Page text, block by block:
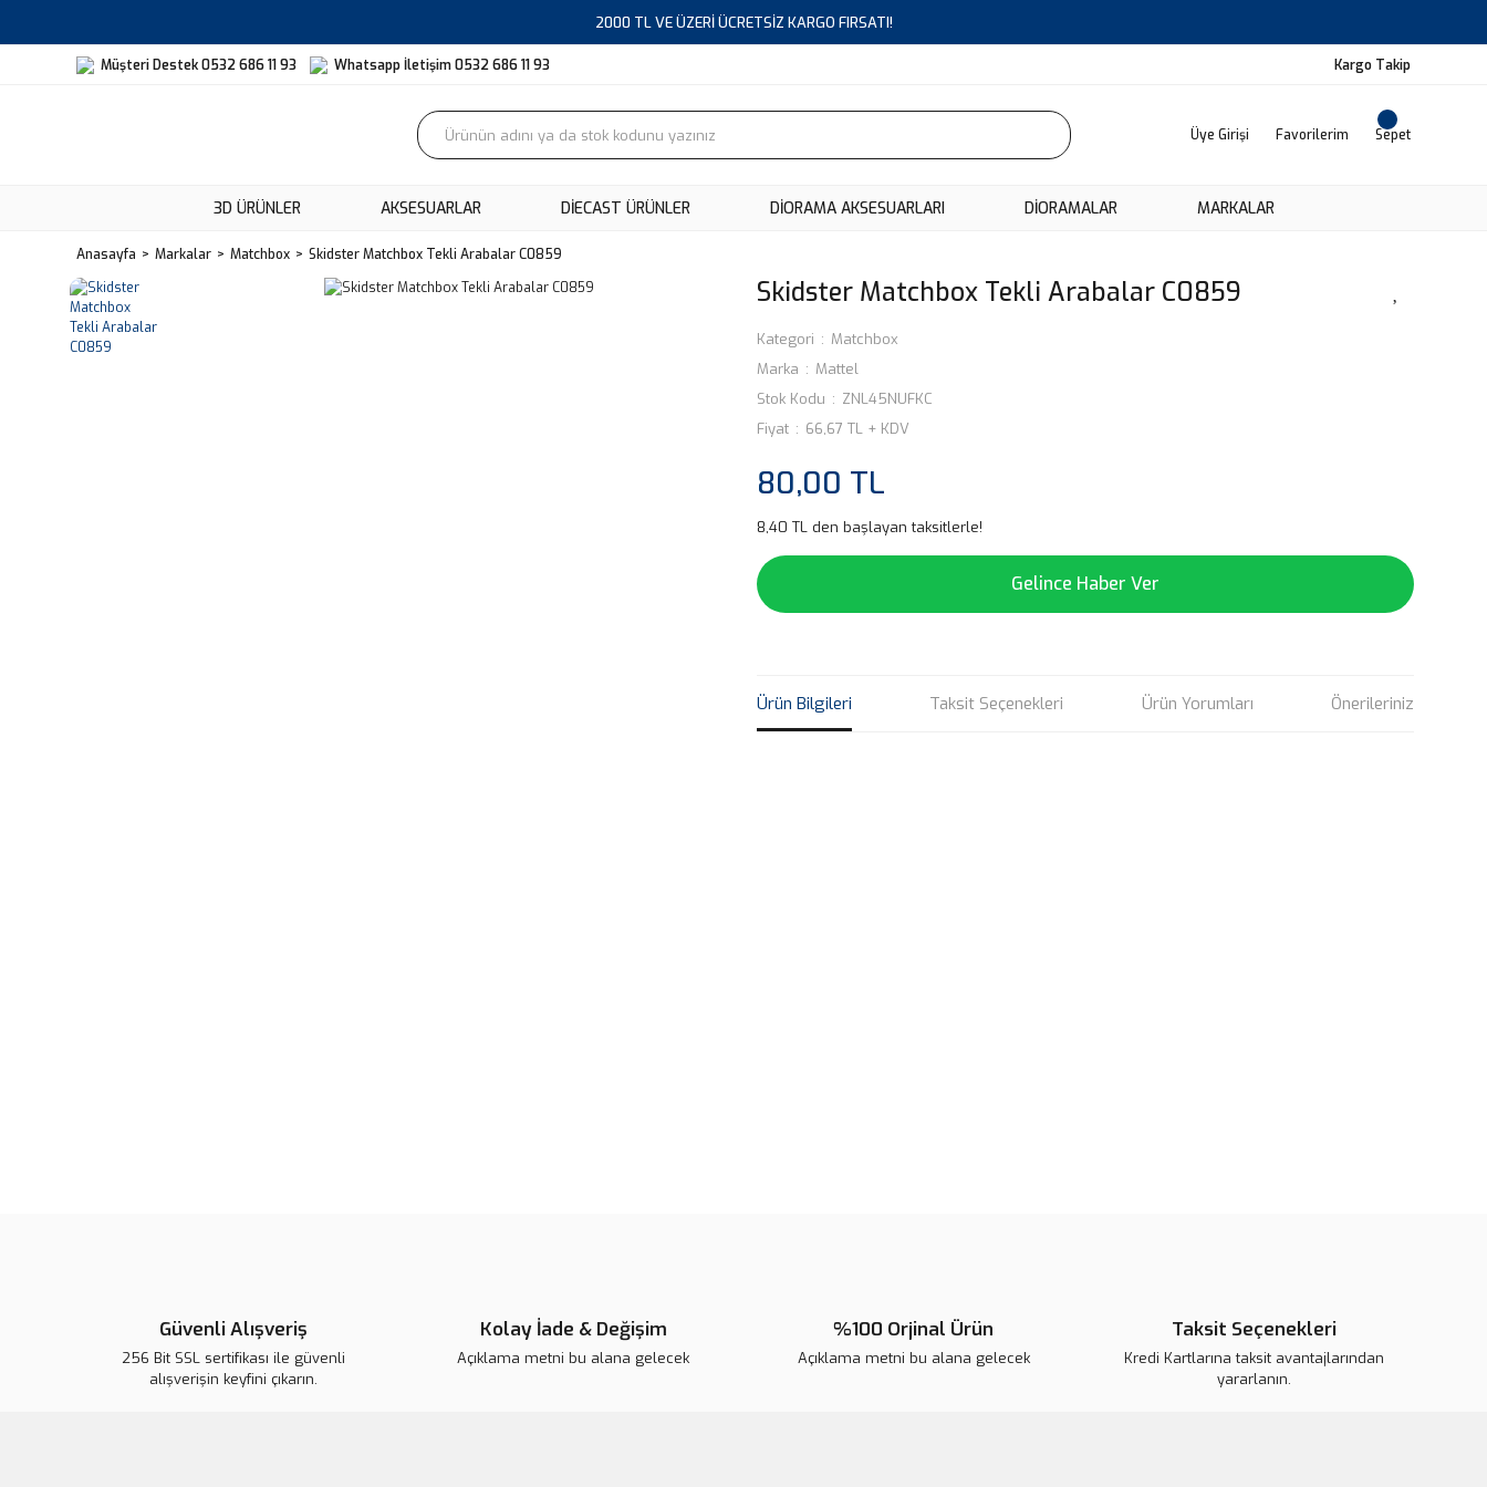
2000 TL VE ÜZERİ ÜCRETSİZ KARGO FIRSATI!
Müşteri Destek 0532 686 11 93 Whatsapp İletişim 0532 686 11 93 Kargo Takip
Üye Girişi Favorilerim Sepet
3D ÜRÜNLER AKSESUARLAR DIECAST ÜRÜNLER DİORAMA AKSESUARLARI DIORAMALAR MARKALAR
Anasayfa Markalar Matchbox Skidster Matchbox Tekli Arabalar C0859
Skidster Matchbox Tekli Arabalar C0859
Kategori
Matchbox
Marka
Mattel
Stok Kodu
ZNL45NUFKC
Fiyat
66,67 TL + KDV
80,00 TL
8,40 TL den başlayan taksitlerle!
Gelince Haber Ver
Ürün Bilgileri Taksit Seçenekleri Ürün Yorumları Önerileriniz
Güvenli Alışveriş
256 Bit SSL sertifikası ile güvenli
alışverişin keyfini çıkarın.
Kolay İade & Değişim
Açıklama metni bu alana gelecek
%100 Orjinal Ürün
Açıklama metni bu alana gelecek
Taksit Seçenekleri
Kredi Kartlarına taksit avantajlarından
yararlanın.